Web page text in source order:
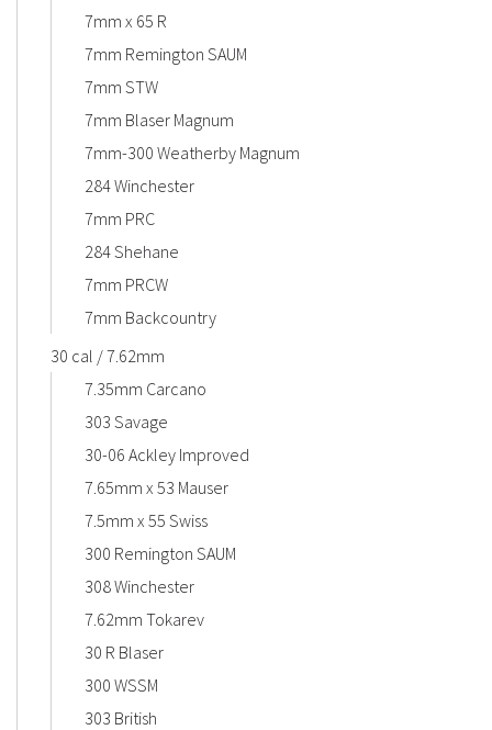
7mm x 65 R
7mm Remington SAUM
7mm STW
7mm Blaser Magnum
7mm-300 Weatherby Magnum
284 Winchester
7mm PRC
284 Shehane
7mm PRCW
7mm Backcountry
30 cal / 7.62mm
7.35mm Carcano
303 Savage
30-06 Ackley Improved
7.65mm x 53 Mauser
7.5mm x 55 Swiss
300 Remington SAUM
308 Winchester
7.62mm Tokarev
30 R Blaser
300 WSSM
303 British